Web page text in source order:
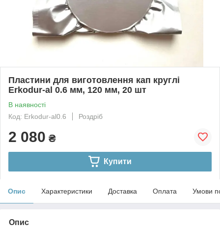
Пластини для виготовлення кап круглі
Erkodur-al 0.6 мм, 120 мм, 20 шт
В наявності
Код: Erkodur-al0.6
Роздріб
2 080 ₴
Купити
Опис Характеристики Доставка Оплата Умови
Опис